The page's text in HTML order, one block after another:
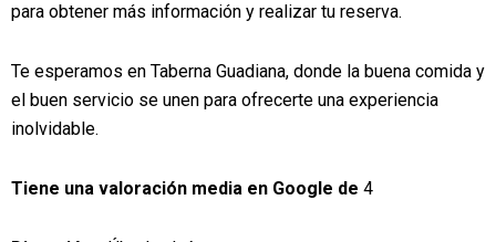
para obtener más información y realizar tu reserva.
Te esperamos en Taberna Guadiana, donde la buena comida y
el buen servicio se unen para ofrecerte una experiencia
inolvidable.
Tiene una valoración media en Google de 4